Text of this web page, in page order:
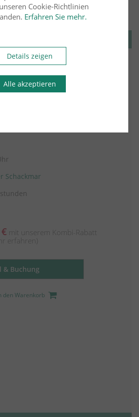
Seminar
Fachanwaltslehrgang
Sanierungsrecht - alles
Ablauf und Teilnahme
Schackmar
mit unserem Kombi-Rabatt
erfahren)
& Buchung
den Warenkorb
Cookie-Richtlinien
Erfahren Sie mehr.
Details zeigen
Alle akzeptieren